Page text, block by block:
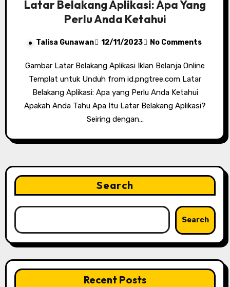
Latar Belakang Aplikasi: Apa Yang
Perlu Anda Ketahui
Talisa Gunawan 12/11/2023 No Comments
Gambar Latar Belakang Aplikasi Iklan Belanja Online
Templat untuk Unduh from id.pngtree.com Latar
Belakang Aplikasi: Apa yang Perlu Anda Ketahui
Apakah Anda Tahu Apa Itu Latar Belakang Aplikasi?
Seiring dengan…
Search
Search
Recent Posts